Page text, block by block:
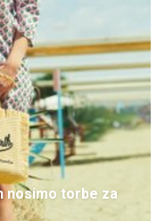
nosimo torbe za